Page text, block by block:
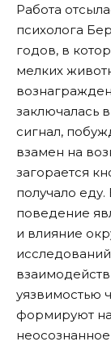
Работа
психолога
годов, в
мелких
заключалась
сигнал,
взамен на
загорается
получало
поведение
и влияние
уязвимостью
формируют